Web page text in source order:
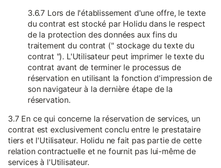
3.6.7 Lors de l'établissement d'une offre, le texte
du contrat est stocké par Holidu dans le respect
de la protection des données aux fins du
traitement du contrat (" stockage du texte du
contrat "). L'Utilisateur peut imprimer le texte du
contrat avant de terminer le processus de
réservation en utilisant la fonction d'impression de
son navigateur à la dernière étape de la
réservation.
3.7 En ce qui concerne la réservation de services, un
contrat est exclusivement conclu entre le prestataire
tiers et l'Utilisateur. Holidu ne fait pas partie de cette
relation contractuelle et ne fournit pas lui-même de
services à l'Utilisateur.